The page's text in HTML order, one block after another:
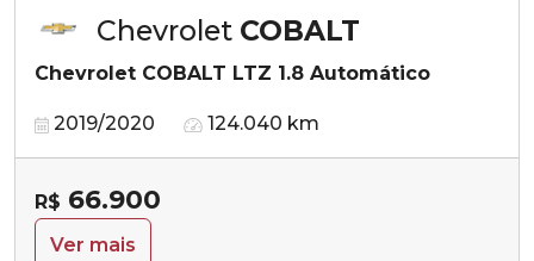
Chevrolet COBALT
Chevrolet COBALT LTZ 1.8 Automático
2019/2020 124.040 km
R$ 66.900
Ver mais